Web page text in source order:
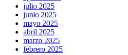
julio 2025
junio 2025
mayo 2025
abril 2025
marzo 2025
febrero 2025